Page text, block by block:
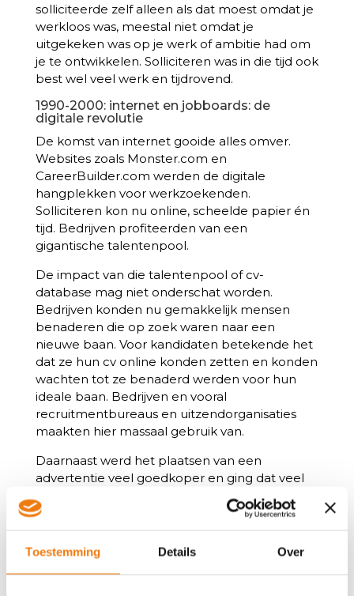
Toestemming Details Over
solliciteerde zelf alleen als dat moest omdat je
werkloos was, meestal niet omdat je
uitgekeken was op je werk of ambitie had om
je te ontwikkelen. Solliciteren was in die tijd ook
best wel veel werk en tijdrovend.
1990-2000: internet en jobboards: de
digitale revolutie
De komst van internet gooide alles omver.
Websites zoals Monster.com en
CareerBuilder.com werden de digitale
hangplekken voor werkzoekenden.
Solliciteren kon nu online, scheelde papier én
tijd. Bedrijven profiteerden van een
gigantische talentenpool.
De impact van die talentenpool of cv-
database mag niet onderschat worden.
Bedrijven konden nu gemakkelijk mensen
benaderen die op zoek waren naar een
nieuwe baan. Voor kandidaten betekende het
dat ze hun cv online konden zetten en konden
wachten tot ze benaderd werden voor hun
ideale baan. Bedrijven en vooral
recruitmentbureaus en uitzendorganisaties
maakten hier massaal gebruik van.
Daarnaast werd het plaatsen van een
advertentie veel goedkoper en ging dat veel
sneller. Omdat het online was kon een
spelfout later nog gecorrigeerd worden, iets
een doodzonde was. Het effect hiervan was